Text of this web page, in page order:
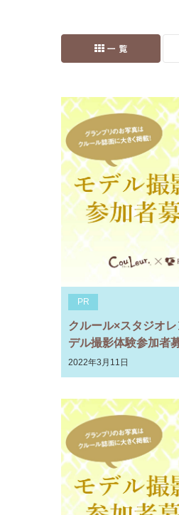
PR
クルール×スタジオ
デル撮影体験参加者
2022年3月11日